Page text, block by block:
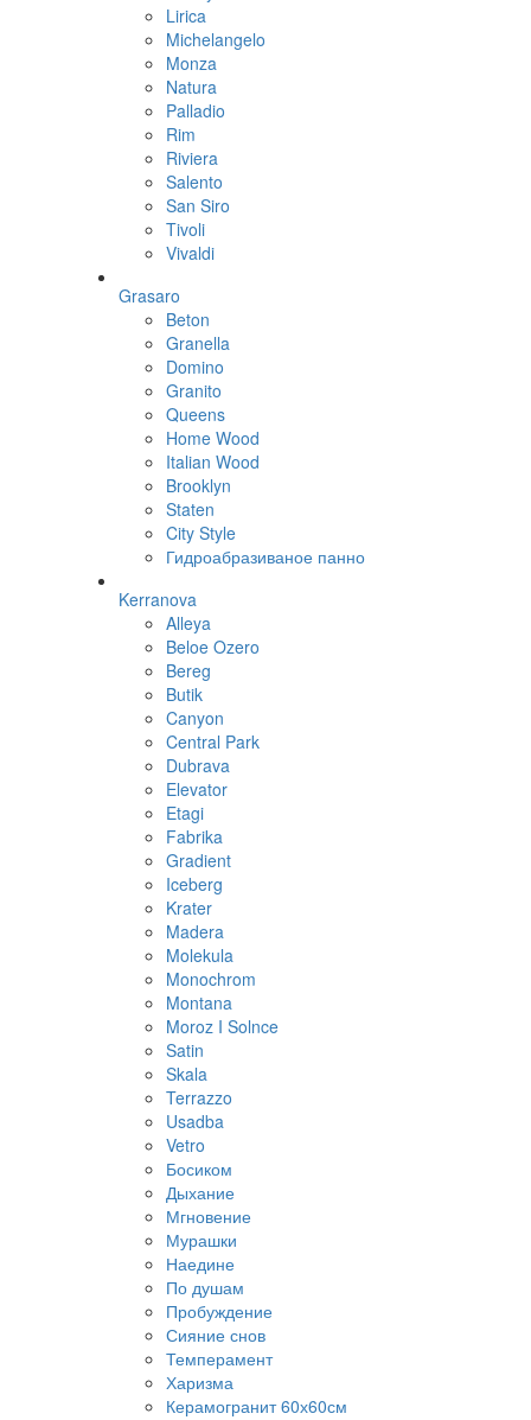
Lirica
Michelangelo
Monza
Natura
Palladio
Rim
Riviera
Salento
San Siro
Tivoli
Vivaldi
Grasaro
Beton
Granella
Domino
Granito
Queens
Home Wood
Italian Wood
Brooklyn
Staten
City Style
Гидроабразиваное панно
Kerranova
Alleya
Beloe Ozero
Bereg
Butik
Canyon
Central Park
Dubrava
Elevator
Etagi
Fabrika
Gradient
Iceberg
Krater
Madera
Molekula
Monochrom
Montana
Moroz I Solnce
Satin
Skala
Terrazzo
Usadba
Vetro
Босиком
Дыхание
Мгновение
Мурашки
Наедине
По душам
Пробуждение
Сияние снов
Темперамент
Харизма
Керамогранит 60х60см